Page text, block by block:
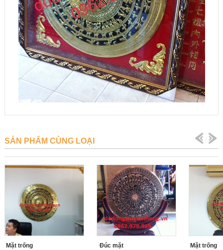
SẢN PHẨM CÙNG LOẠI
Mặt trống
Đúc mặt
Mặt trống